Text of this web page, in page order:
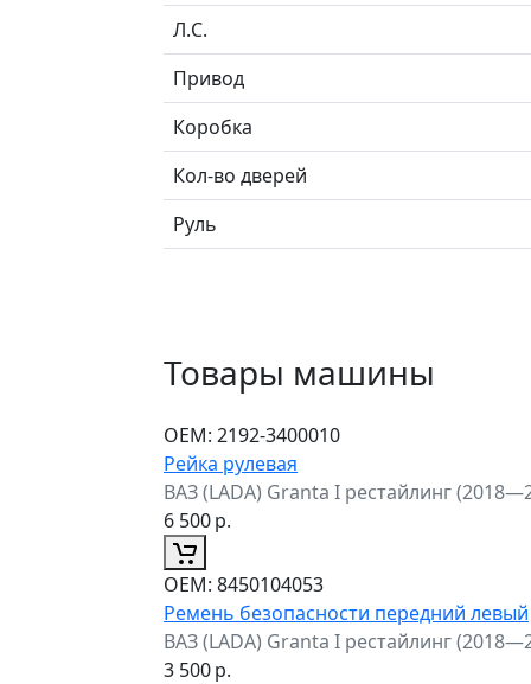
Л.C.
Привод
Коробка
Кол-во дверей
Руль
Товары машины
ОЕМ: 2192-3400010
Рейка рулевая
ВАЗ (LADA) Granta I рестайлинг
6 500р.
ОЕМ: 8450104053
Ремень безопасности передний левый
ВАЗ (LADA) Granta I рестайлинг
3 500р.